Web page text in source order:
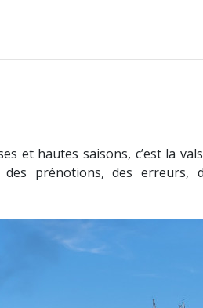
et hautes saisons, c’est la
prénotions, des erreurs,